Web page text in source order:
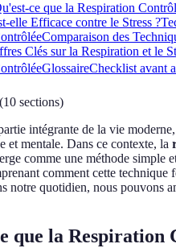
ce que la Respiration
elle Efficace contre le Stress ?
Comparaison des
Clés sur la Respiration et le
GlossaireChecklist avant
10 sections)
intégrante de la vie
et mentale. Dans ce contexte, la
comme une méthode simple
comment cette technique
notre quotidien, nous pouvons
que la Respiration